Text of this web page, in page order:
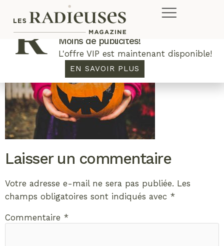
Laisser un commentaire
Votre adresse e-mail ne sera pas publiée. Les
champs obligatoires sont indiqués avec *
Commentaire *
Plus de concours. Plus de rabais.
Moins de publicités!
L'offre VIP est maintenant disponible!
EN SAVOIR PLUS